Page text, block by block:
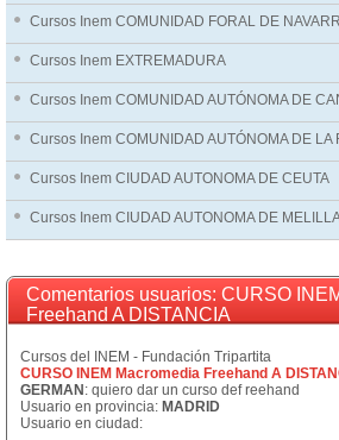
Cursos Inem COMUNIDAD FORAL DE
Cursos Inem EXTREMADURA
Cursos Inem COMUNIDAD AUTÓNOMA DE
Cursos Inem COMUNIDAD AUTÓNOMA DE LA
Cursos Inem CIUDAD AUTONOMA DE CEUTA
Cursos Inem CIUDAD AUTONOMA DE
Comentarios usuarios: CURSO
Freehand A DISTANCIA
Cursos del INEM - Fundación Tripartita
CURSO INEM Macromedia Freehand A
GERMAN : quiero dar un curso def reehand
Usuario en provincia: MADRID
Usuario en ciudad: